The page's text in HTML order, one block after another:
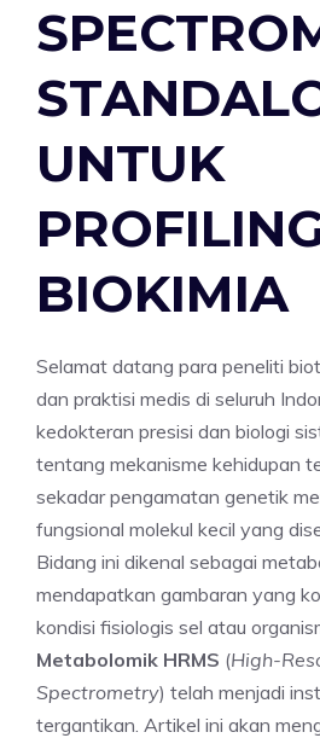
UNTUK
BIOKIMIA
Selamat datang para peneliti
dan praktisi medis di seluruh
kedokteran presisi dan biologi
tentang mekanisme kehidupan
sekadar pengamatan genetik
fungsional molekul kecil yang
Bidang ini dikenal sebagai
mendapatkan gambaran yang
kondisi fisiologis sel atau
Metabolomik HRMS (High-
Spectrometry) telah menjadi
tergantikan. Artikel ini akan